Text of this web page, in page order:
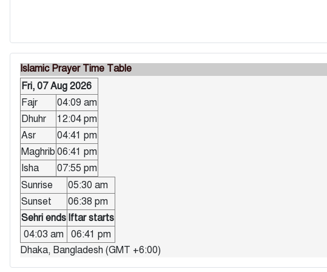
Islamic Prayer Time Table
Fri, 07 Aug 2026
Fajr
04:09 am
Dhuhr
12:04 pm
Asr
04:41 pm
Maghrib 06:41 pm
Isha
07:55 pm
Sunrise
05:30 am
Sunset
06:38 pm
Sehri ends Iftar starts
04:03 am
06:41 pm
Dhaka, Bangladesh (GMT +6:00)